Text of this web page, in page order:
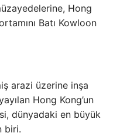
Hong
Batı Kowloon
arazi üzerine inşa
Hong Kong’un
dünyadaki en büyük
biri.